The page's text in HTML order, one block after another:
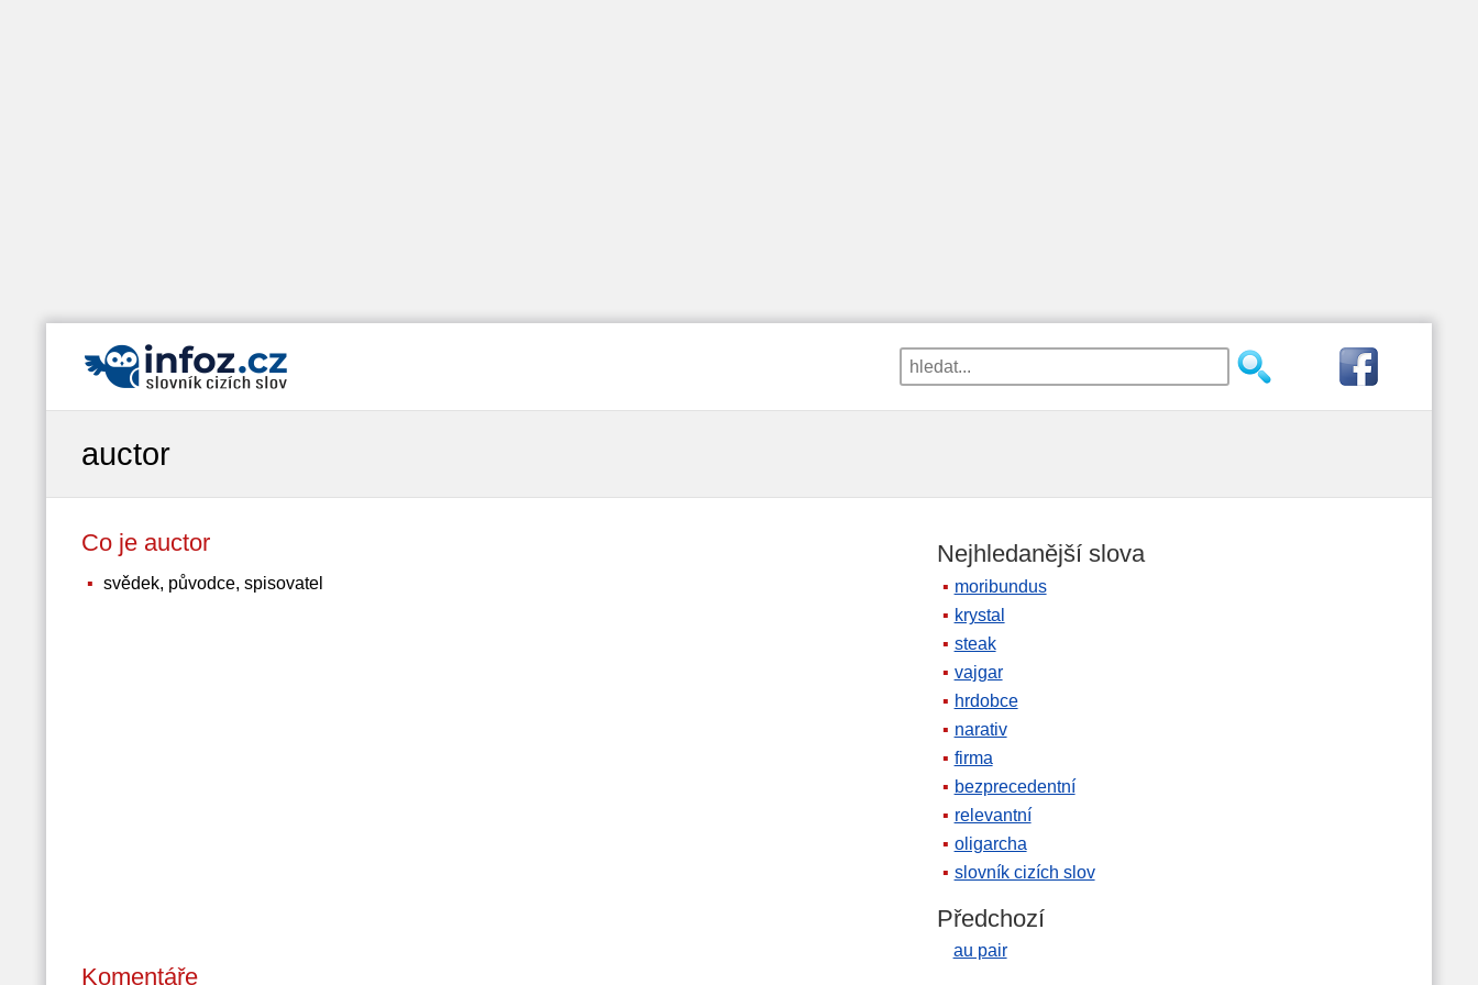
auctor
Co je auctor
svědek, původce, spisovatel
Komentáře
Nejhledanější slova
moribundus
krystal
steak
vajgar
hrdobce
narativ
firma
bezprecedentní
relevantní
oligarcha
slovník cizích slov
Předchozí
au pair